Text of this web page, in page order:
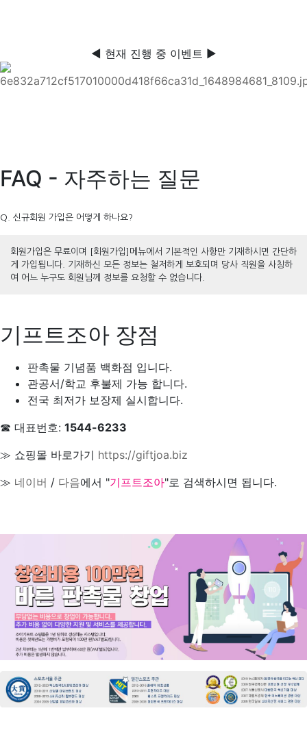
◀ 현재 진행 중 이벤트 ▶
FAQ - 자주하는 질문
Q. 신규회원 가입은 어떻게 하나요?
회원가입은 무료이며 [회원가입]메뉴에서 기본적인 사항만 기재하시면 간단하
게 가입됩니다. 기재하신 모든 정보는 철저하게 보호되며 당사 직원을 사칭하
여 어느 누구도 회원님께 정보를 요청할 수 없습니다.
기프트조아 장점
판촉물 기념품 백화점 입니다.
관공서/학교 후불제 가능 합니다.
전국 최저가 보장제 실시합니다.
☎ 대표번호: 1544-6233
≫ 쇼핑몰 바로가기 https://giftjoa.biz
≫ 네이버 / 다음에서 "기프트조아"로 검색하시면 됩니다.